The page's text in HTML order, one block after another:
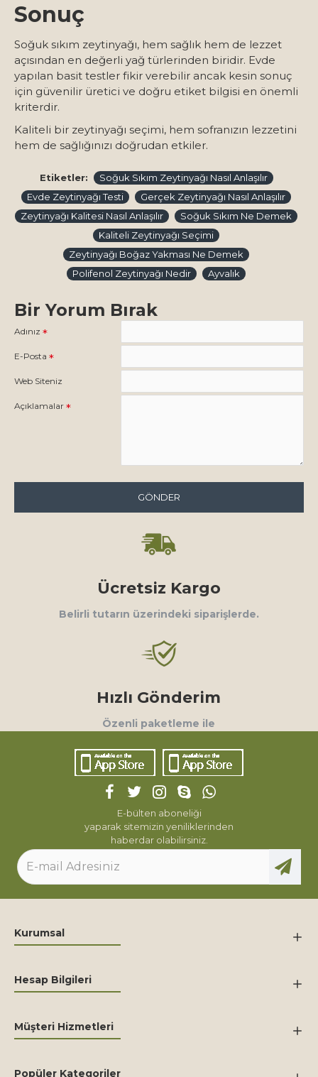
Sonuç
Soğuk sıkım zeytinyağı, hem sağlık hem de lezzet
açısından en değerli yağ türlerinden biridir. Evde
yapılan basit testler fikir verebilir ancak kesin sonuç
için güvenilir üretici ve doğru etiket bilgisi en önemli
kriterdir.
Kaliteli bir zeytinyağı seçimi, hem sofranızın lezzetini
hem de sağlığınızı doğrudan etkiler.
Etiketler:
Soğuk Sıkım Zeytinyağı Nasıl Anlaşılır
Evde Zeytinyağı Testi
Gerçek Zeytinyağı Nasıl Anlaşılır
Zeytinyağı Kalitesi Nasıl Anlaşılır
Soğuk Sıkım Ne Demek
Kaliteli Zeytinyağı Seçimi
Zeytinyağı Boğaz Yakması Ne Demek
Polifenol Zeytinyağı Nedir
Ayvalık
Bir Yorum Bırak
Adınız
E-Posta
Web Siteniz
Açıklamalar
GÖNDER
Ücretsiz Kargo
Belirli tutarın üzerindeki siparişlerde.
Hızlı Gönderim
Özenli paketleme ile
E-bülten aboneliği
yaparak sitemizin yeniliklerinden
haberdar olabilirsiniz.
Kurumsal
Hesap Bilgileri
Müşteri Hizmetleri
Popüler Kategoriler